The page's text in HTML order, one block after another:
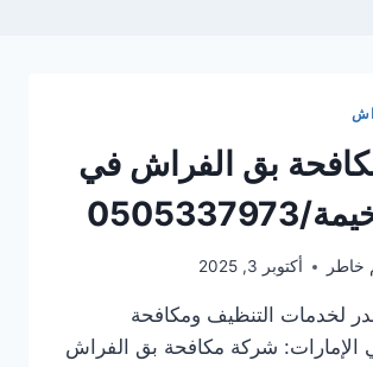
بق الفراش في
خاطر أكتوبر 3, 2025
لخدمات التنظيف ومكافحة
الإمارات: شركة مكافحة بق الفراش